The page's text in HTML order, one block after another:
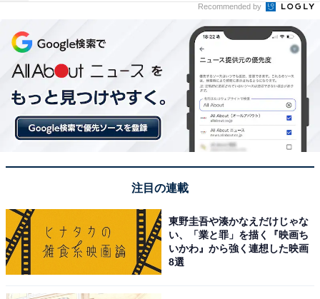
クがテスラに供給している「18650型」、最新世代の
「2170型」という「円筒形（一般に普及している乾電池
のような形状の）」とは異なる、クルマの設計がしやす
い「角形」の高容量電池のことで、この開発を両社は目
指すとしている。
なお、次世代電池といわれる全固体電池は、ダイソンも
参入を目指すEVにも搭載するとしているが、トヨタもす
でに将来実現を目指すことはすでに知られている。
Recommended by
注目の連載
東野圭吾や湊かなえだけじゃな
い、「業と罪」を描く『映画ち
いかわ』から強く連想した映画
8選